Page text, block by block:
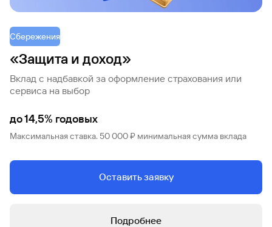
Сбережения
«Защита и доход»
Вклад с надбавкой за оформление страхования или
сервиса на выбор
до 14,5% годовых
Максимальная ставка. 50 000 ₽ минимальная сумма вклада
Оставить заявку
Подробнее